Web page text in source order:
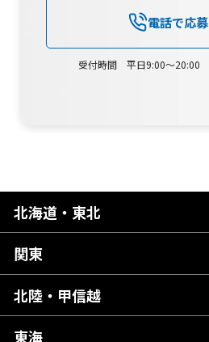
電話で応募
受付時間 平日9:00～20:00
北海道・東北
北海道
青森県
秋田県
関東
茨城県
栃木県
北陸・甲信越
東海